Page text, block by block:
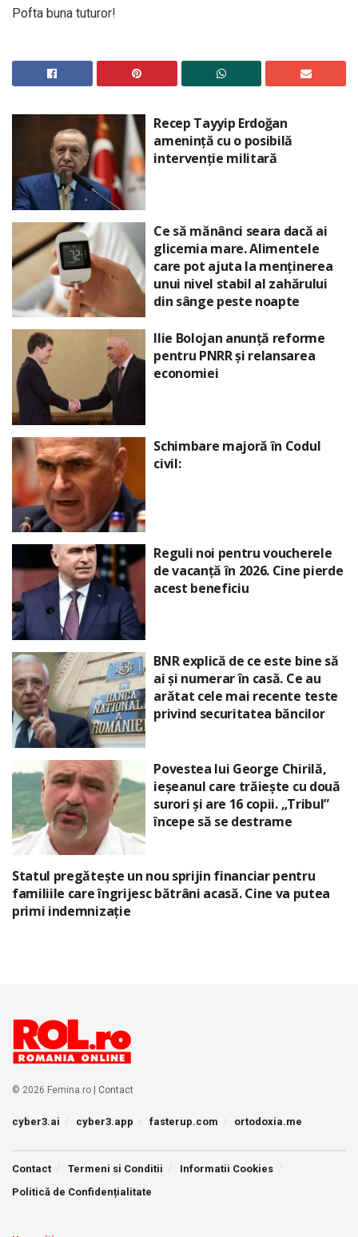
Pofta buna tuturor!
Recep Tayyip Erdoğan
amenință cu o posibilă
intervenție militară
Ce să mănânci seara dacă ai
glicemia mare. Alimentele
care pot ajuta la menținerea
unui nivel stabil al zahărului
din sânge peste noapte
Ilie Bolojan anunță reforme
pentru PNRR și relansarea
economiei
Schimbare majoră în Codul
civil:
Reguli noi pentru voucherele
de vacanță în 2026. Cine pierde
acest beneficiu
BNR explică de ce este bine să
ai și numerar în casă. Ce au
arătat cele mai recente teste
privind securitatea băncilor
Povestea lui George Chirilă,
ieșeanul care trăiește cu două
surori și are 16 copii. „Tribul”
începe să se destrame
Statul pregătește un nou sprijin financiar pentru
familiile care îngrijesc bătrâni acasă. Cine va putea
primi indemnizație
© 2026 Femina.ro | Contact
cyber3.ai cyber3.app fasterup.com ortodoxia.me
Contact Termeni si Conditii
Informatii Cookies
Politică de Confidențialitate